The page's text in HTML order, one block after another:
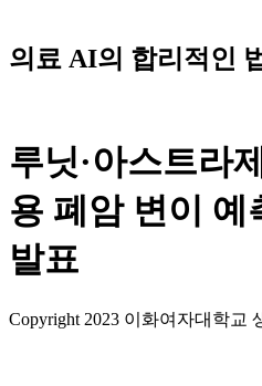
의료 AI의 합리적인
루닛·아스트라
용 폐암 변이 예
발표
Copyright 2023 이화여자대학교